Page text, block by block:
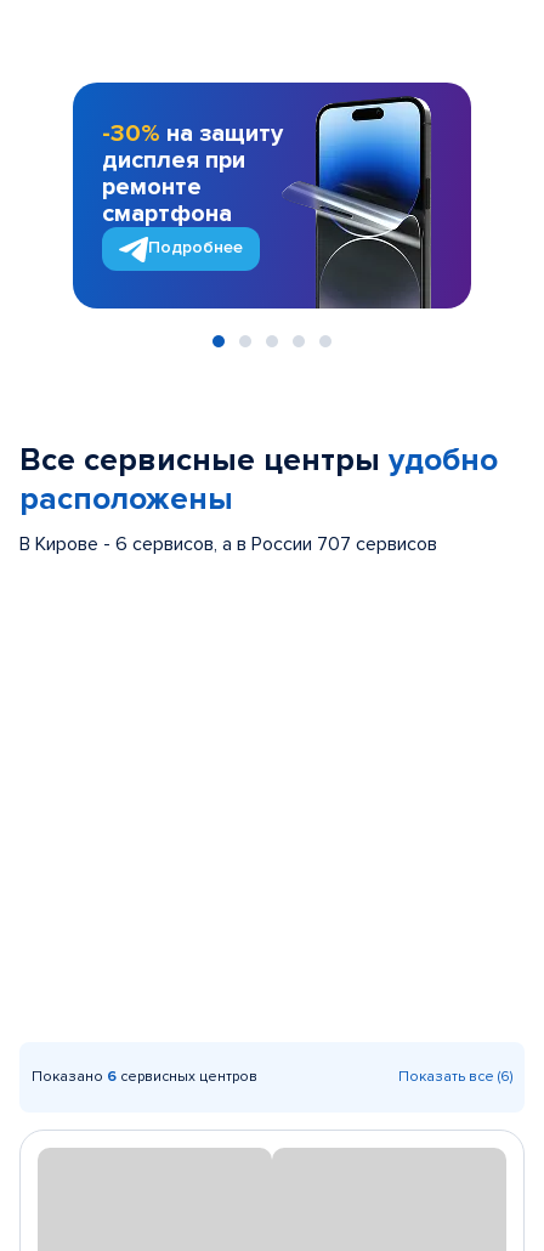
-30% на защиту
дисплея при
ремонте
смартфона
Подробнее
Все сервисные центры удобно
расположены
В Кирове - 6 сервисов, а в России 707 сервисов
Показано 6 сервисных центров Показать все (6)